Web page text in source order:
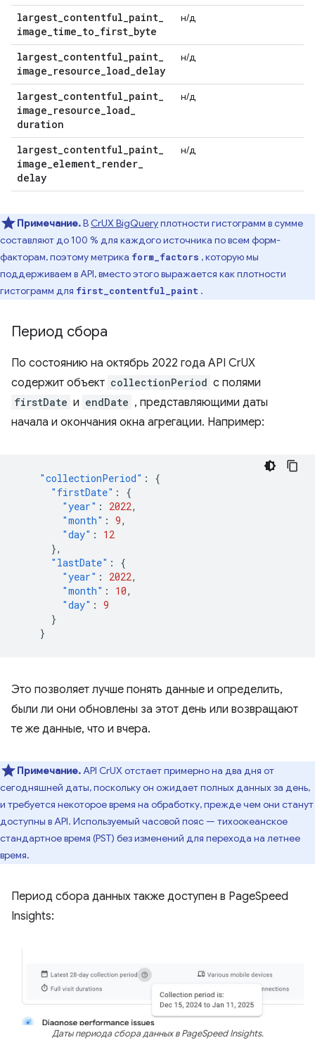
largest_contentful_paint_
image_time_to_first_byte
н/д
largest_contentful_paint_
image_resource_load_delay
н/д
largest_contentful_paint_
image_resource_load_
duration
н/д
largest_contentful_paint_
image_element_render_
delay
н/д
Примечание.В CrUX BigQueryплотности гистограмм в сумме
составляют до 100 % для каждого источника по всем форм-
факторам, поэтому метрика form_factors , которую мы
поддерживаем в API, вместо этого выражается как плотности
гистограмм для first_contentful_paint .
Период сбора
По состоянию на октябрь 2022 года API CrUX
содержит объект collectionPeriod с полями
firstDate и endDate , представляющими даты
начала и окончания окна агрегации. Например:
"collectionPeriod" :
{
"firstDate" :
{
"year" : 2022,
"month" : 9,
"day" :
12
},
"lastDate" :
{
"year" : 2022,
"month" : 10,
"day" : 9
}
}
Это позволяет лучше понять данные и определить,
были ли они обновлены за этот день или возвращают
те же данные, что и вчера.
Примечание.API CrUX отстает примерно на два дня от
сегодняшней даты, поскольку он ожидает полных данных за день,
и требуется некоторое время на обработку, прежде чем они станут
доступны в API. Используемый часовой пояс — тихоокеанское
стандартное время (PST) без изменений для перехода на летнее
время.
Период сбора данных также доступен в PageSpeed ​​
Insights:
Даты периода сбора данных в PageSpeed ​​Insights.